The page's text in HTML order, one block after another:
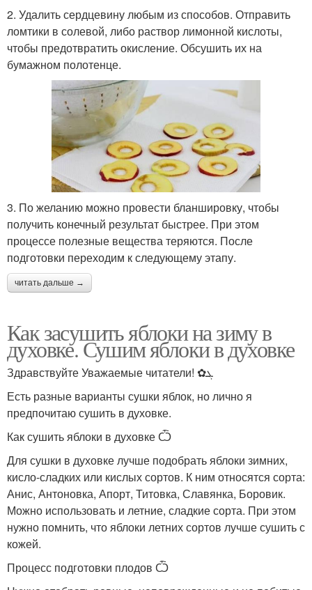
2. Удалить сердцевину любым из способов. Отправить
ломтики в солевой, либо раствор лимонной кислоты,
чтобы предотвратить окисление. Обсушить их на
бумажном полотенце.
3. По желанию можно провести бланшировку, чтобы
получить конечный результат быстрее. При этом
процессе полезные вещества теряются. После
подготовки переходим к следующему этапу.
читать дальше →
Как засушить яблоки на зиму в
духовке. Сушим яблоки в духовке
Здравствуйте Уважаемые читатели! ✿ܓ
Есть разные варианты сушки яблок, но лично я
предпочитаю сушить в духовке.
Как сушить яблоки в духовке Ѽ
Для сушки в духовке лучше подобрать яблоки зимних,
кисло-сладких или кислых сортов. К ним относятся сорта:
Анис, Антоновка, Апорт, Титовка, Славянка, Боровик.
Можно использовать и летние, сладкие сорта. При этом
нужно помнить, что яблоки летних сортов лучше сушить с
кожей.
Процесс подготовки плодов Ѽ